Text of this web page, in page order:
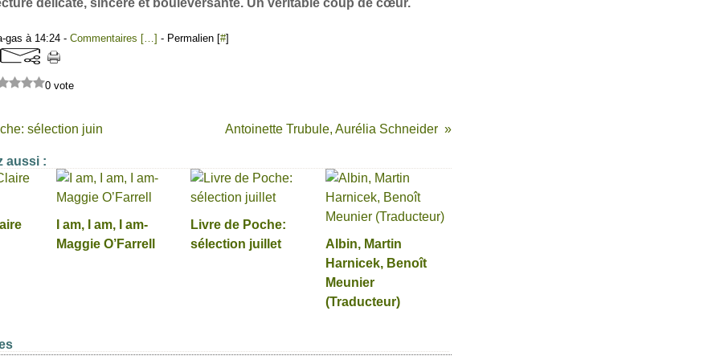
délicate, sincère et bouleversante. Un véritable coup de cœur.
gas à 14:24 - Commentaires […] - Permalien [#]
0 vote
sélection juin Antoinette Trubule, Aurélia Schneider
aussi :
I am, I am, I am-
Maggie O’Farrell
Livre de Poche:
sélection juillet
Albin, Martin
Harnicek, Benoît
Meunier
(Traducteur)